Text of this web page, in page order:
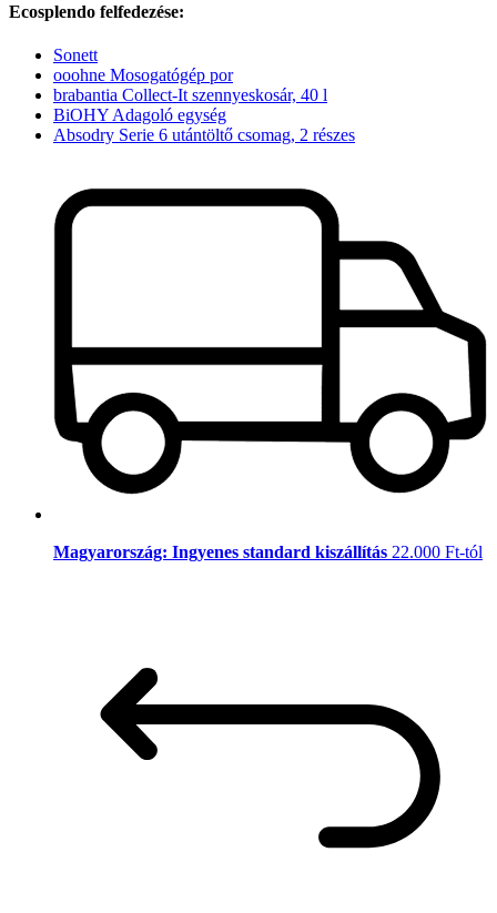
Ecosplendo felfedezése:
Sonett
ooohne Mosogatógép por
brabantia Collect-It szennyeskosár, 40 l
BiOHY Adagoló egység
Absodry Serie 6 utántöltő csomag, 2 részes
Magyarország: Ingyenes standard kiszállítás 22.000 Ft-tól